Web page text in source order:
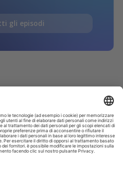
gli episodi